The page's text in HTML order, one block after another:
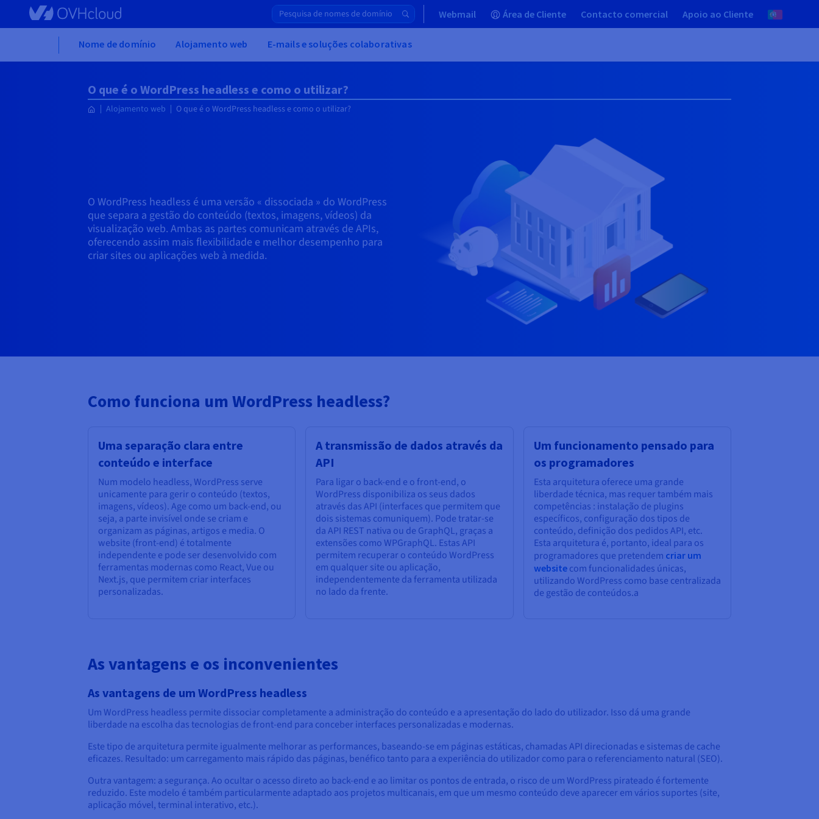
Skip to main content
Webmail Área de Cliente Contacto comercial Apoio ao Cliente
Nome de domínio Alojamento web E-mails e soluções colaborativas
O que é o WordPress headless e como o utilizar?
Alojamento web O que é o WordPress headless e como o utilizar?
O WordPress headless é uma versão « dissociada » do WordPress
que separa a gestão do conteúdo (textos, imagens, vídeos) da
visualização web. Ambas as partes comunicam através de APIs,
oferecendo assim mais flexibilidade e melhor desempenho para
criar sites ou aplicações web à medida.
Como funciona um WordPress headless?
Uma separação clara entre
conteúdo e interface
Num modelo headless, WordPress serve
unicamente para gerir o conteúdo (textos,
imagens, vídeos). Age como um back-end, ou
seja, a parte invisível onde se criam e
organizam as páginas, artigos e media. O
website (front-end) é totalmente
independente e pode ser desenvolvido com
ferramentas modernas como React, Vue ou
Next.js, que permitem criar interfaces
personalizadas.
A transmissão de dados através da
API
Para ligar o back-end e o front-end, o
WordPress disponibiliza os seus dados
através das API (interfaces que permitem que
dois sistemas comuniquem). Pode tratar-se
da API REST nativa ou de GraphQL, graças a
extensões como WPGraphQL. Estas API
permitem recuperar o conteúdo WordPress
em qualquer site ou aplicação,
independentemente da ferramenta utilizada
no lado da frente.
Um funcionamento pensado para
os programadores
Esta arquitetura oferece uma grande
liberdade técnica, mas requer também mais
competências : instalação de plugins
específicos, configuração dos tipos de
conteúdo, definição dos pedidos API, etc.
Esta arquitetura é, portanto, ideal para os
programadores que pretendem criar um
websitecom funcionalidades únicas,
utilizando WordPress como base centralizada
de gestão de conteúdos.a
As vantagens e os inconvenientes
As vantagens de um WordPress headless
Um WordPress headless permite dissociar completamente a administração do conteúdo e a apresentação do lado do utilizador. Isso dá uma grande
liberdade na escolha das tecnologias de front-end para conceber interfaces personalizadas e modernas.
Este tipo de arquitetura permite igualmente melhorar as performances, baseando-se em páginas estáticas, chamadas API direcionadas e sistemas de cache
eficazes. Resultado: um carregamento mais rápido das páginas, benéfico tanto para a experiência do utilizador como para o referenciamento natural (SEO).
Outra vantagem: a segurança. Ao ocultar o acesso direto ao back-end e ao limitar os pontos de entrada, o risco de um WordPress pirateado é fortemente
reduzido. Este modelo é também particularmente adaptado aos projetos multicanais, em que um mesmo conteúdo deve aparecer em vários suportes (site,
aplicação móvel, terminal interativo, etc.).